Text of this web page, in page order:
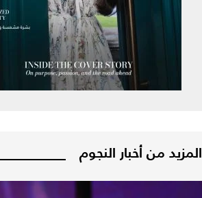
المزيد من أخبار النجوم